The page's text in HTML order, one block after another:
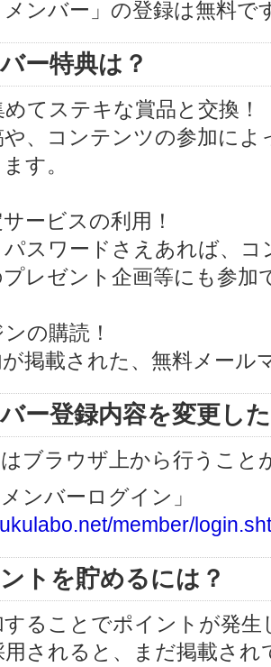
メンバー」の登録は無料で
ー特典は？
てステキな賞品と交換！
、コンテンツの参加によ
す。
ービスの利用！
パスワードさえあれば、
レゼント企画等にも参加
の購読！
掲載された、無料メール
ー登録内容を変更し
ブラウザ上から行うこと
メンバーログイン」
member/
トを貯めるには？
ることでポイントが発生
されると、まだ掲載さ